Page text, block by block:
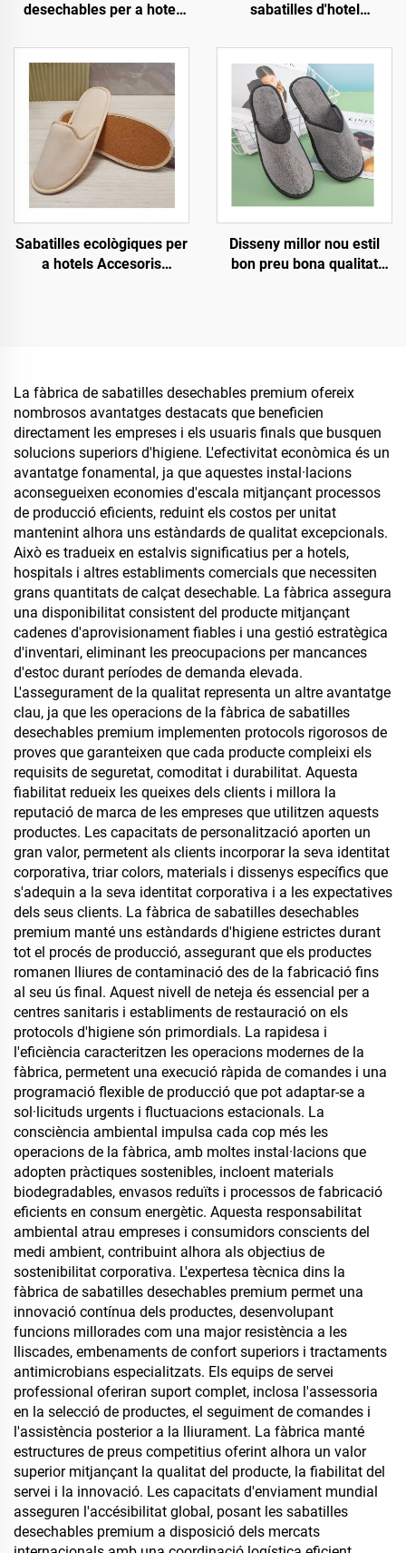
desechables per a hotel
por major, sabatilles
d'hotel per a passatgers
de companyies aèries
sabatilles d'hotel
biodegradables, sabatilles
obertes transpirables per
a hotel i companyies
aèries
Sabatilles ecològiques per
a hotels Accesoris
Disseny millor nou estil
bon preu bona qualitat
La fàbrica de sabatilles desechables premium ofereix
nombrosos avantatges destacats que beneficien
directament les empreses i els usuaris finals que busquen
solucions superiors d'higiene. L'efectivitat econòmica és un
avantatge fonamental, ja que aquestes instal·lacions
aconsegueixen economies d'escala mitjançant processos
de producció eficients, reduint els costos per unitat
mantenint alhora uns estàndards de qualitat excepcionals.
Això es tradueix en estalvis significatius per a hotels,
hospitals i altres establiments comercials que necessiten
grans quantitats de calçat desechable. La fàbrica assegura
una disponibilitat consistent del producte mitjançant
cadenes d'aprovisionament fiables i una gestió estratègica
d'inventari, eliminant les preocupacions per mancances
d'estoc durant períodes de demanda elevada.
L'assegurament de la qualitat representa un altre avantatge
clau, ja que les operacions de la fàbrica de sabatilles
desechables premium implementen protocols rigorosos de
proves que garanteixen que cada producte compleixi els
requisits de seguretat, comoditat i durabilitat. Aquesta
fiabilitat redueix les queixes dels clients i millora la
reputació de marca de les empreses que utilitzen aquests
productes. Les capacitats de personalització aporten un
gran valor, permetent als clients incorporar la seva identitat
corporativa, triar colors, materials i dissenys específics que
s'adequin a la seva identitat corporativa i a les expectatives
dels seus clients. La fàbrica de sabatilles desechables
premium manté uns estàndards d'higiene estrictes durant
tot el procés de producció, assegurant que els productes
romanen lliures de contaminació des de la fabricació fins
al seu ús final. Aquest nivell de neteja és essencial per a
centres sanitaris i establiments de restauració on els
protocols d'higiene són primordials. La rapidesa i
l'eficiència caracteritzen les operacions modernes de la
fàbrica, permetent una execució ràpida de comandes i una
programació flexible de producció que pot adaptar-se a
sol·licituds urgents i fluctuacions estacionals. La
consciència ambiental impulsa cada cop més les
operacions de la fàbrica, amb moltes instal·lacions que
adopten pràctiques sostenibles, incloent materials
biodegradables, envasos reduïts i processos de fabricació
eficients en consum energètic. Aquesta responsabilitat
ambiental atrau empreses i consumidors conscients del
medi ambient, contribuint alhora als objectius de
sostenibilitat corporativa. L'expertesa tècnica dins la
fàbrica de sabatilles desechables premium permet una
innovació contínua dels productes, desenvolupant
funcions millorades com una major resistència a les
lliscades, embenaments de confort superiors i tractaments
antimicrobians especialitzats. Els equips de servei
professional oferiran suport complet, inclosa l'assessoria
en la selecció de productes, el seguiment de comandes i
l'assistència posterior a la lliurament. La fàbrica manté
estructures de preus competitius oferint alhora un valor
superior mitjançant la qualitat del producte, la fiabilitat del
servei i la innovació. Les capacitats d'enviament mundial
asseguren l'accésibilitat global, posant les sabatilles
desechables premium a disposició dels mercats